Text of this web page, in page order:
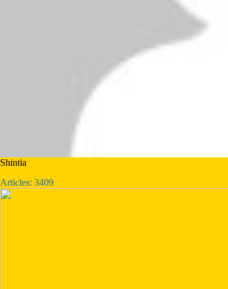
Shintia
Articles: 3409